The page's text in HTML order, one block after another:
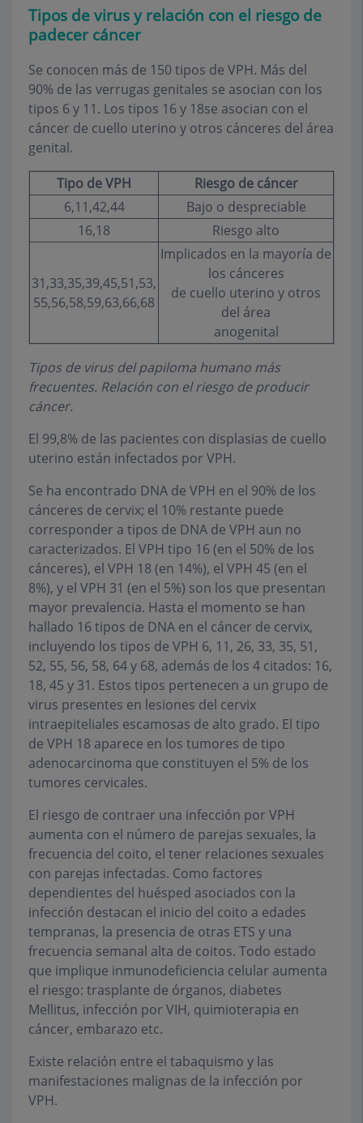
Tipos de virus y relación con el riesgo de
padecer cáncer
Se conocen más de 150 tipos de VPH. Más del
90% de las verrugas genitales se asocian con los
tipos 6 y 11. Los tipos 16 y 18se asocian con el
cáncer de cuello uterino y otros cánceres del área
genital.
Tipo de VPH
Riesgo de cáncer
6,11,42,44
Bajo o despreciable
16,18
Riesgo alto
31,33,35,39,45,51,53,
55,56,58,59,63,66,68
Implicados en la mayoría de
los cánceres
de cuello uterino y otros
del área
anogenital
Tipos de virus del papiloma humano más
frecuentes. Relación con el riesgo de producir
cáncer.
El 99,8% de las pacientes con displasias de cuello
uterino están infectados por VPH.
Se ha encontrado DNA de VPH en el 90% de los
cánceres de cervix; el 10% restante puede
corresponder a tipos de DNA de VPH aun no
caracterizados. El VPH tipo 16 (en el 50% de los
cánceres), el VPH 18 (en 14%), el VPH 45 (en el
8%), y el VPH 31 (en el 5%) son los que presentan
mayor prevalencia. Hasta el momento se han
hallado 16 tipos de DNA en el cáncer de cervix,
incluyendo los tipos de VPH 6, 11, 26, 33, 35, 51,
52, 55, 56, 58, 64 y 68, además de los 4 citados: 16,
18, 45 y 31. Estos tipos pertenecen a un grupo de
virus presentes en lesiones del cervix
intraepiteliales escamosas de alto grado. El tipo
de VPH 18 aparece en los tumores de tipo
adenocarcinoma que constituyen el 5% de los
tumores cervicales.
El riesgo de contraer una infección por VPH
aumenta con el número de parejas sexuales, la
frecuencia del coito, el tener relaciones sexuales
con parejas infectadas. Como factores
dependientes del huésped asociados con la
infección destacan el inicio del coito a edades
tempranas, la presencia de otras ETS y una
frecuencia semanal alta de coitos. Todo estado
que implique inmunodeficiencia celular aumenta
el riesgo: trasplante de órganos, diabetes
Mellitus, infección por VIH, quimioterapia en
cáncer, embarazo etc.
Existe relación entre el tabaquismo y las
manifestaciones malignas de la infección por
VPH.